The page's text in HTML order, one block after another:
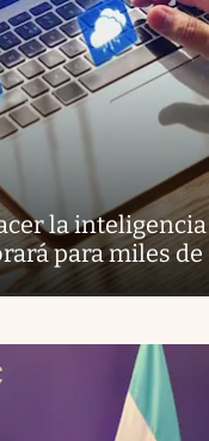
la inteligencia
para miles de